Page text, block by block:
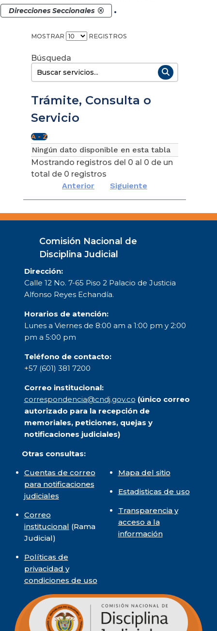
Direcciones Seccionales .
MOSTRAR REGISTROS
Buscar:
Trámite, Consulta o
Servicio
Ningún dato disponible en esta tabla
Mostrando registros del 0 al 0 de un
total de 0 registros
Anterior
Siguiente
Comisión Nacional de
Disciplina Judicial
Dirección:
Calle 12 No. 7-65 Piso 2 Palacio de Justicia
Alfonso Reyes Echandía.
Horarios de atención:
Lunes a Viernes de 8:00 am a 1:00 pm y 2:00
pm a 5:00 pm
Teléfono de contacto:
+57 (601) 381 7200
Correo institucional:
correspondencia@cndj.gov.co (único correo
autorizado para la recepción de
memoriales, peticiones, quejas y
notificaciones judiciales)
Otras consultas:
Cuentas de correo
para notificaciones
judiciales
Correo
institucional (Rama
Judicial)
Políticas de
privacidad y
condiciones de uso
Mapa del sitio
Estadisticas de uso
Transparencia y
acceso a la
información